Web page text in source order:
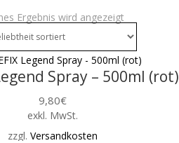
Ergebnis wird angezeigt
Spray – 500ml (rot)
9,80€
exkl. MwSt.
zzgl.Versandkosten